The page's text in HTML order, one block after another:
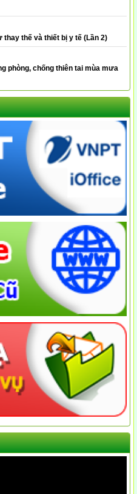
thế và thiết bị y tế (Lần 2)
phòng, chống thiên tai mùa mưa